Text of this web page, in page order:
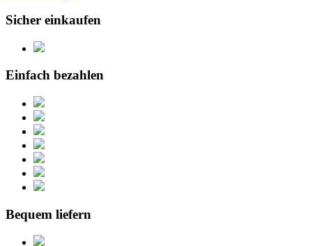
Sicher einkaufen
Einfach bezahlen
Bequem liefern